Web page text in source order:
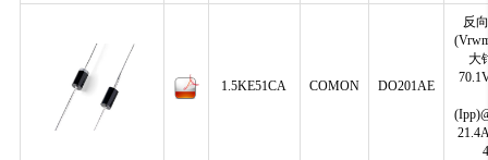
1.5KE51CA COMON DO201AE
反
大